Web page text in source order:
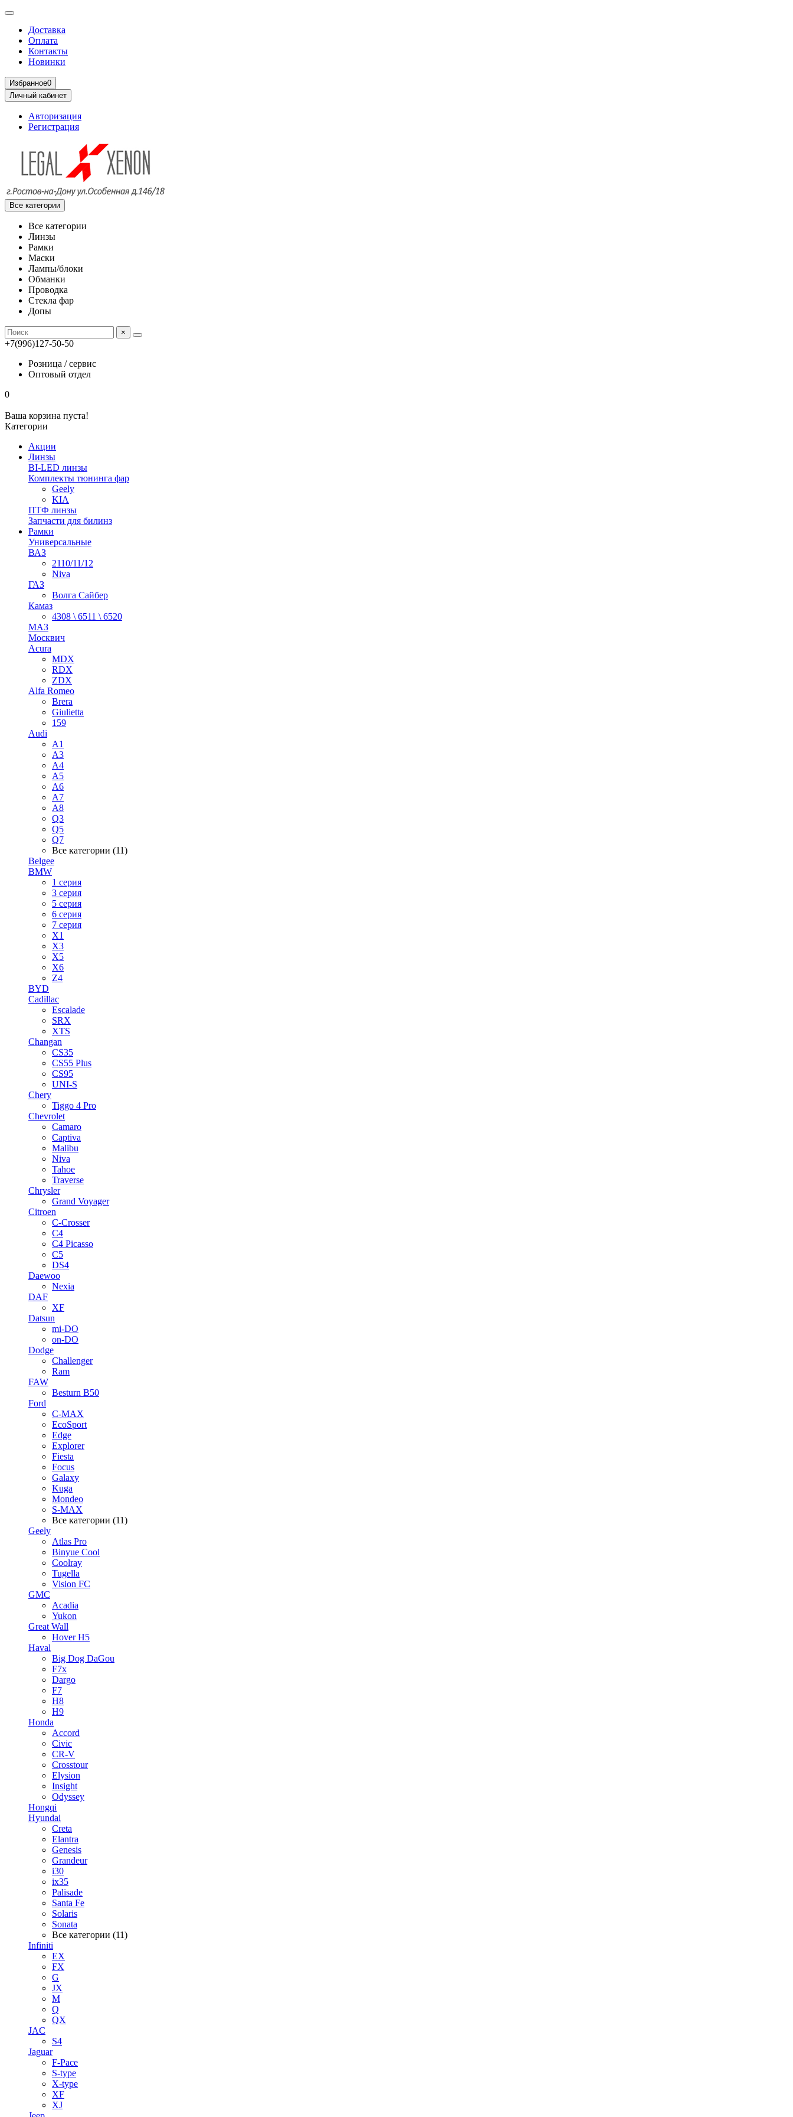
Доставка
Оплата
Контакты
Новинки
Избранное0
Личный кабинет
Авторизация
Регистрация
Все категории
Все категории
Линзы
Рамки
Маски
Лампы/блоки
Обманки
Проводка
Стекла фар
Допы
×
+7(996)127-50-50
Розница / сервис
Оптовый отдел
0
Ваша корзина пуста!
Категории
Акции
Линзы
BI-LED линзы
Комплекты тюнинга фар
Geely
KIA
ПТФ линзы
Запчасти для билинз
Рамки
Универсальные
ВАЗ
2110/11/12
Niva
ГАЗ
Волга Сайбер
Камаз
4308 \ 6511 \ 6520
МАЗ
Москвич
Acura
MDX
RDX
ZDX
Alfa Romeo
Brera
Giulietta
159
Audi
A1
A3
A4
A5
A6
A7
A8
Q3
Q5
Q7
Все категории (11)
Belgee
BMW
1 серия
3 серия
5 серия
6 серия
7 серия
X1
X3
X5
X6
Z4
BYD
Cadillac
Escalade
SRX
XTS
Changan
CS35
CS55 Plus
CS95
UNI-S
Chery
Tiggo 4 Pro
Chevrolet
Camaro
Captiva
Malibu
Niva
Tahoe
Traverse
Chrysler
Grand Voyager
Citroen
C-Crosser
C4
C4 Picasso
C5
DS4
Daewoo
Nexia
DAF
XF
Datsun
mi-DO
on-DO
Dodge
Challenger
Ram
FAW
Besturn B50
Ford
C-MAX
EcoSport
Edge
Explorer
Fiesta
Focus
Galaxy
Kuga
Mondeo
S-MAX
Все категории (11)
Geely
Atlas Pro
Binyue Cool
Coolray
Tugella
Vision FC
GMC
Acadia
Yukon
Great Wall
Hover H5
Haval
Big Dog DaGou
F7x
Dargo
F7
H8
H9
Honda
Accord
Civic
CR-V
Crosstour
Elysion
Insight
Odyssey
Hongqi
Hyundai
Creta
Elantra
Genesis
Grandeur
i30
ix35
Palisade
Santa Fe
Solaris
Sonata
Все категории (11)
Infiniti
EX
FX
G
JX
M
Q
QX
JAC
S4
Jaguar
F-Pace
S-type
X-type
XF
XJ